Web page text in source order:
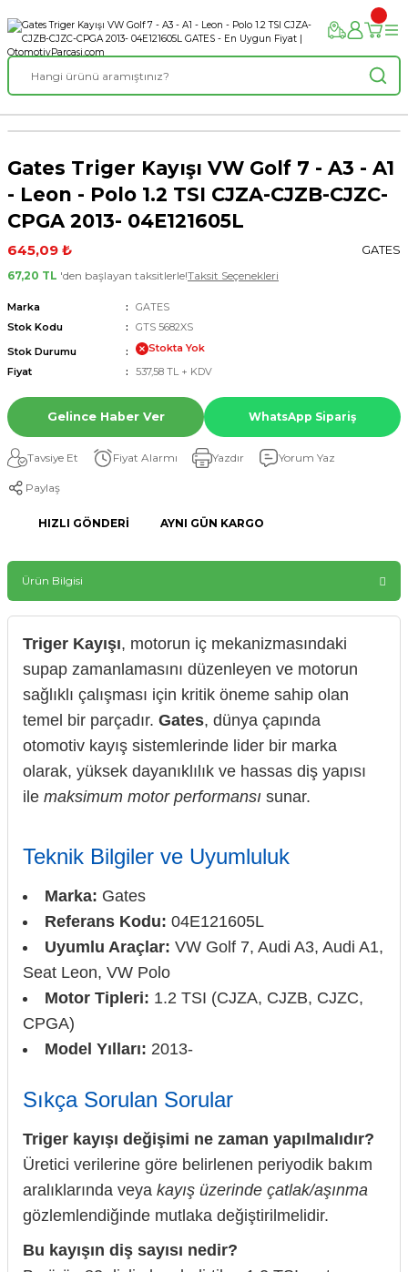
Gates Triger Kayışı VW Golf 7 - A3 - A1
- Leon - Polo 1.2 TSI CJZA-CJZB-CJZC-
CPGA 2013- 04E121605L
645,09 ₺
GATES
67,20 TL 'den başlayan taksitlerle!Taksit Seçenekleri
Marka
GATES
Stok Kodu
GTS 5682XS
Stok Durumu
Stokta Yok
Fiyat
537,58 TL + KDV
Gelince Haber Ver WhatsApp Sipariş
Tavsiye Et Fiyat Alarmı Yazdır Yorum Yaz
Paylaş
HIZLI GÖNDERI AYNI GÜN KARGO
Ürün Bilgisi
Triger Kayışı, motorun iç mekanizmasındaki
supap zamanlamasını düzenleyen ve motorun
sağlıklı çalışması için kritik öneme sahip olan
temel bir parçadır. Gates, dünya çapında
otomotiv kayış sistemlerinde lider bir marka
olarak, yüksek dayanıklılık ve hassas diş yapısı
ile maksimum motor performansı sunar.
Teknik Bilgiler ve Uyumluluk
Marka: Gates
Referans Kodu: 04E121605L
Uyumlu Araçlar: VW Golf 7, Audi A3, Audi A1,
Seat Leon, VW Polo
Motor Tipleri: 1.2 TSI (CJZA, CJZB, CJZC,
CPGA)
Model Yılları: 2013-
Sıkça Sorulan Sorular
Triger kayışı değişimi ne zaman yapılmalıdır?
Üretici verilerine göre belirlenen periyodik bakım
aralıklarında veya kayış üzerinde çatlak/aşınma
gözlemlendiğinde mutlaka değiştirilmelidir.
Bu kayışın diş sayısı nedir?